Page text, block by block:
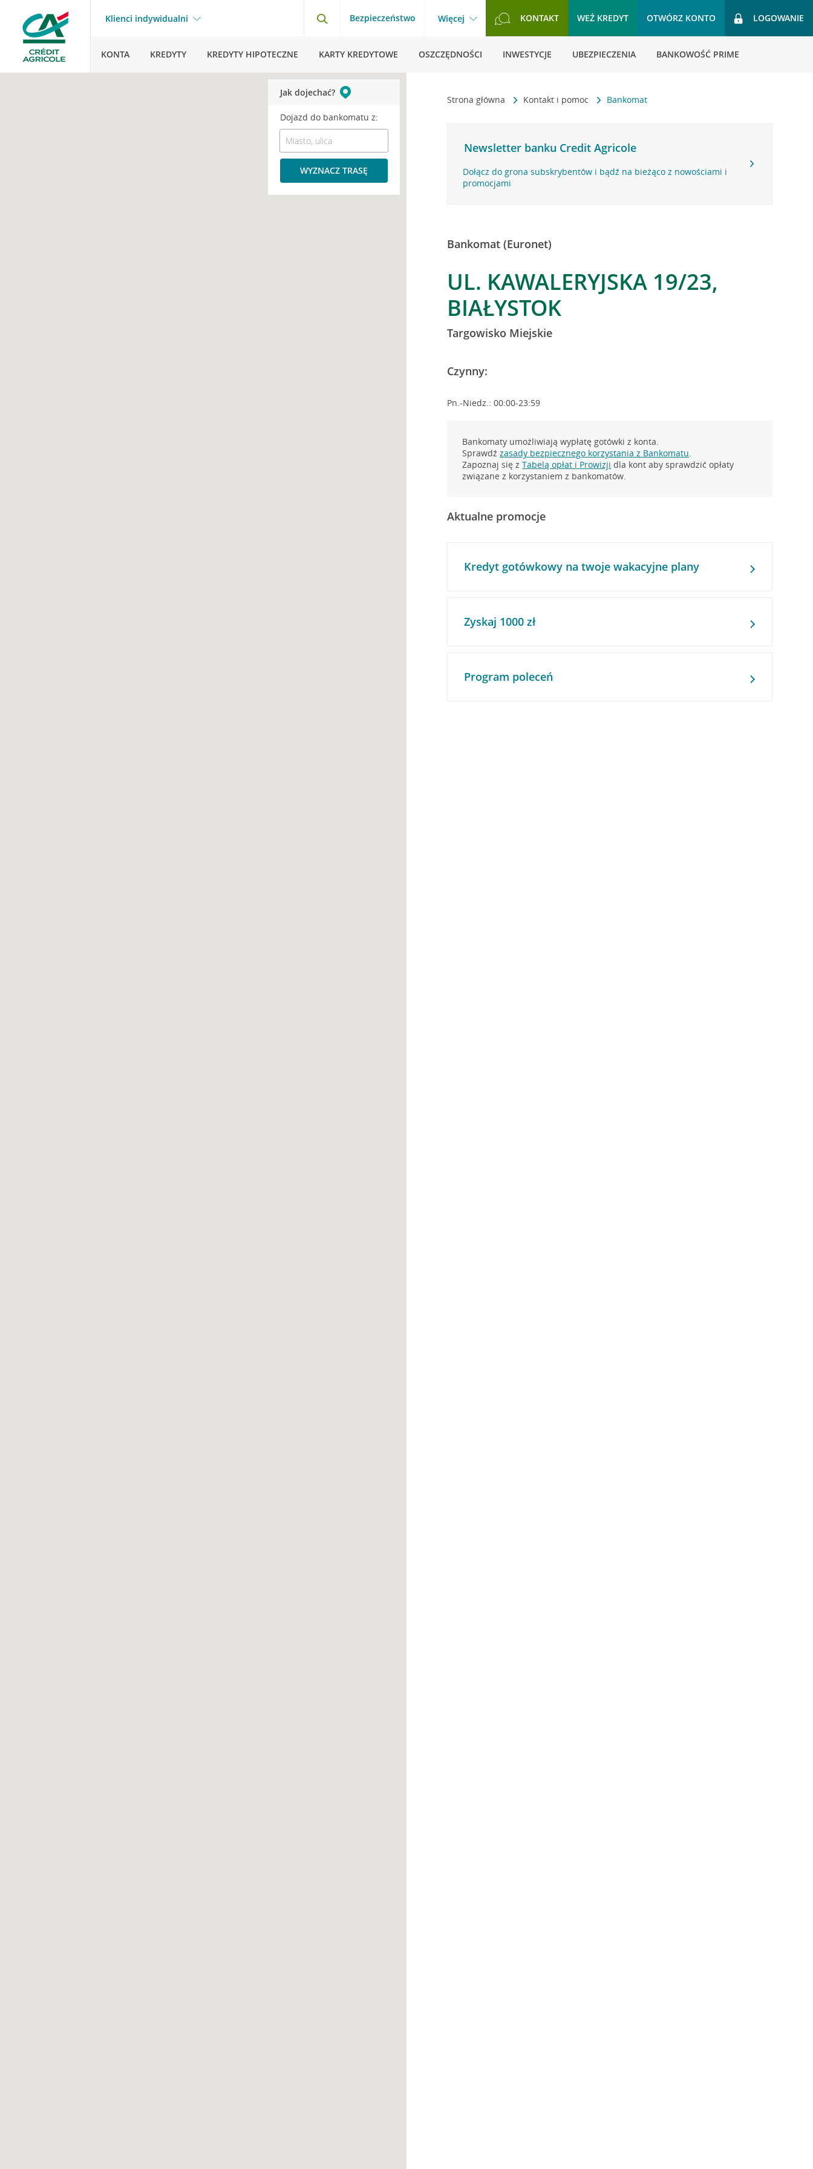
Klienci indywidualni Bezpieczeństwo Więcej KONTAKT WEŹ KREDYT OTWÓRZ KONTO LOGOWANIE
KONTA KREDYTY KREDYTY HIPOTECZNE KARTY KREDYTOWE OSZCZĘDNOŚCI INWESTYCJE UBEZPIECZENIA BANKOWOŚĆ PRIME
Strona główna Kontakt i pomoc Bankomat
Newsletter banku Credit Agricole
Dołącz do grona subskrybentów i bądź na bieżąco z nowościami i
promocjami
Bankomat (Euronet)
UL. KAWALERYJSKA 19/23,
BIAŁYSTOK
Targowisko Miejskie
Czynny:
Pn.-Niedz.: 00:00-23:59
Bankomaty umożliwiają wypłatę gotówki z konta.
Sprawdźzasady bezpiecznego korzystania z Bankomatu.
Zapoznaj się zTabelą opłat i Prowizji dla kont aby sprawdzić opłaty
związane z korzystaniem z bankomatów.
Aktualne promocje
Kredyt gotówkowy na twoje wakacyjne plany
Zyskaj 1000 zł
Program poleceń
Jak dojechać?
Dojazd do bankomatu z:
WYZNACZ TRASĘ